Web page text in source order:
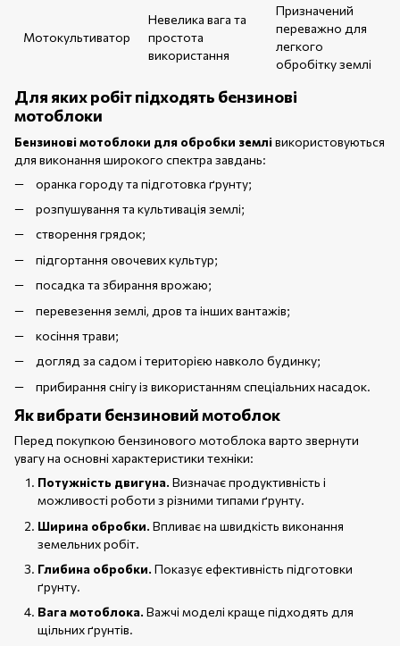
Мотокультиватор
Невелика вага та
простота
використання
Призначений
переважно для
легкого
обробітку землі
Для яких робіт підходять бензинові
мотоблоки
Бензинові мотоблоки для обробки землівикористовуються
для виконання широкого спектра завдань:
оранка городу та підготовка ґрунту;
розпушування та культивація землі;
створення грядок;
підгортання овочевих культур;
посадка та збирання врожаю;
перевезення землі, дров та інших вантажів;
косіння трави;
догляд за садом і територією навколо будинку;
прибирання снігу із використанням спеціальних насадок.
Як вибрати бензиновий мотоблок
Перед покупкою бензинового мотоблока варто звернути
увагу на основні характеристики техніки:
Потужність двигуна. Визначає продуктивність і
можливості роботи з різними типами ґрунту.
Ширина обробки. Впливає на швидкість виконання
земельних робіт.
Глибина обробки. Показує ефективність підготовки
ґрунту.
Вага мотоблока. Важчі моделі краще підходять для
щільних ґрунтів.